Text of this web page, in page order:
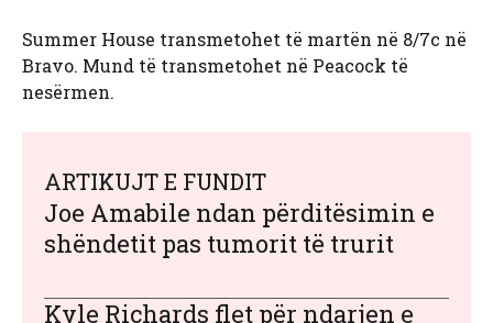
Summer House transmetohet të martën në 8/7c në
Bravo. Mund të transmetohet në Peacock të
nesërmen.
ARTIKUJT E FUNDIT
Joe Amabile ndan përditësimin e
shëndetit pas tumorit të trurit
Kyle Richards flet për ndarjen e